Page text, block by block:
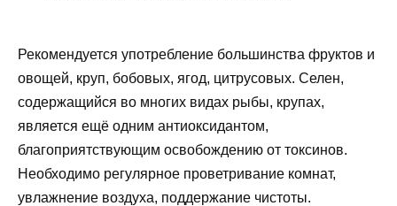
Рекомендуется употребление большинства фруктов и
овощей, круп, бобовых, ягод, цитрусовых. Селен,
содержащийся во многих видах рыбы, крупах,
является ещё одним антиоксидантом,
благоприятствующим освобождению от токсинов.
Необходимо регулярное проветривание комнат,
увлажнение воздуха, поддержание чистоты.